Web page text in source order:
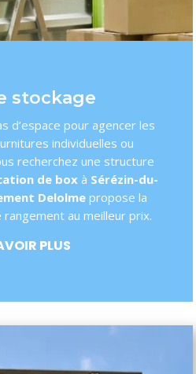
stockage
d’espace pour agencer les
individuelles ou
recherchez une structure
de box à Sérézin-du-
Delolme propose la
au meilleur prix.
PLUS